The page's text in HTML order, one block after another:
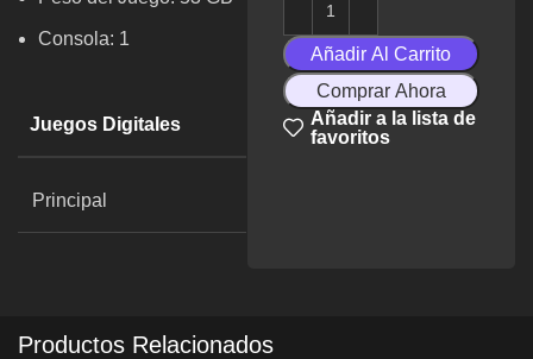
Consola: 1
Juegos Digitales
Principal
Añadir Al Carrito
Comprar Ahora
Añadir a la lista de
favoritos
Productos Relacionados